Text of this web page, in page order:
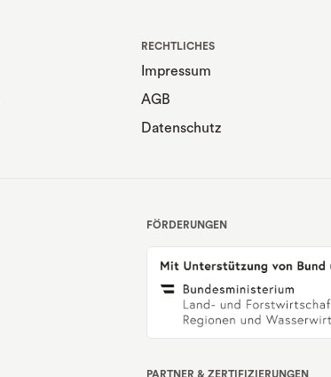
RECHTLICHES
Impressum
AGB
Datenschutz
FÖRDERUNGEN
PARTNER & ZERTIFIZIERUNGEN